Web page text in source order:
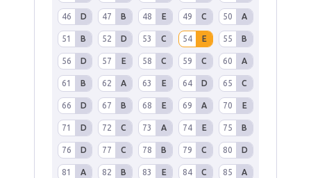
46 D 47 B 48 E 49 C 50 A
51 B 52 D 53 C 54 E 55 B
56 D 57 E 58 C 59 C 60 A
61 B 62 A 63 E 64 D 65 C
66 D 67 B 68 E 69 A 70 E
71 D 72 C 73 A 74 E 75 B
76 D 77 C 78 B 79 C 80 D
81 A 82 B 83 E 84 C 85 A